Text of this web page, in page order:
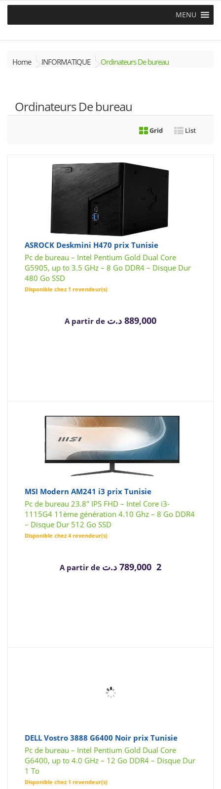
MENU
Home INFORMATIQUE Ordinateurs De bureau
Ordinateurs De bureau
Grid List
ASROCK Deskmini H470 prix Tunisie
Pc de bureau – Intel Pentium Gold Dual Core
G5905, up to 3.5 GHz – 8 Go DDR4 – Disque Dur
480 Go SSD
Disponible chez 1 revendeur(s)
A partir de 889,000 د.ت
MSI Modern AM241 i3 prix Tunisie
Pc de bureau 23.8" IPS FHD – Intel Core i3-
1115G4 11ème génération 4.10 Ghz – 8 Go DDR4
– Disque Dur 512 Go SSD
Disponible chez 4 revendeur(s)
A partir de 2 789,000 د.ت
DELL Vostro 3888 G6400 Noir prix Tunisie
Pc de bureau – Intel Pentium Gold Dual Core
G6400, up to 4.0 GHz – 12 Go DDR4 – Disque Dur
1 To
Disponible chez 1 revendeur(s)